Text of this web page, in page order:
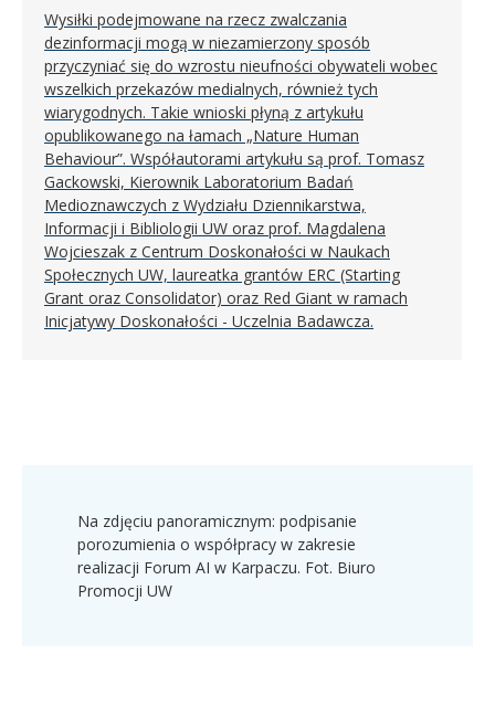
Wysiłki podejmowane na rzecz zwalczania
dezinformacji mogą w niezamierzony sposób
przyczyniać się do wzrostu nieufności obywateli wobec
wszelkich przekazów medialnych, również tych
wiarygodnych. Takie wnioski płyną z artykułu
opublikowanego na łamach „Nature Human
Behaviour”. Współautorami artykułu są prof. Tomasz
Gackowski, Kierownik Laboratorium Badań
Medioznawczych z Wydziału Dziennikarstwa,
Informacji i Bibliologii UW oraz prof. Magdalena
Wojcieszak z Centrum Doskonałości w Naukach
Społecznych UW, laureatka grantów ERC (Starting
Grant oraz Consolidator) oraz Red Giant w ramach
Inicjatywy Doskonałości - Uczelnia Badawcza.
Na zdjęciu panoramicznym: podpisanie
porozumienia o współpracy w zakresie
realizacji Forum AI w Karpaczu. Fot. Biuro
Promocji UW